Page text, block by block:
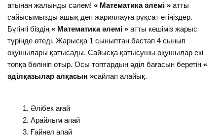
атынан жалынды сәлем!« Математика әлемі » атты
сайысымызды ашық деп жариялауға рұқсат етіңіздер.
Бүгінгі біздің« Математика әлемі » атты кешіміз жарыс
түрінде өтеді. Жарысқа 1 сыныптан бастап 4 сынып
оқушылары қатысады. Сайысқа қатысушы оқушылар екі
топқа бөлініп отыр. Осы топтардың әділ бағасын беретін«
әділқазылар алқасын »сайлап алайық.
Әлібек ағай
Арайлым апай
Ғайнел апай